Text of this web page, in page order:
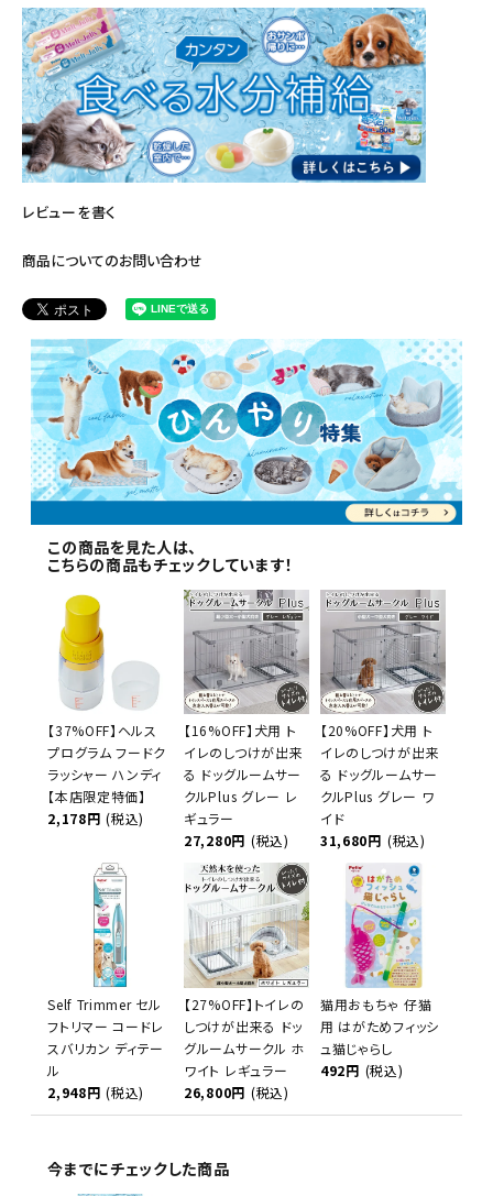
レビューを書く
商品についてのお問い合わせ
この商品を見た人は、
こちらの商品もチェックしています！
【37%OFF】ヘルス
プログラム フードク
ラッシャー ハンディ
【本店限定特価】
2,178円 (税込)
【16%OFF】犬用 ト
イレのしつけが出来
る ドッグルームサー
クルPlus グレー レ
ギュラー
27,280円 (税込)
【20%OFF】犬用 ト
イレのしつけが出来
る ドッグルームサー
クルPlus グレー ワ
イド
31,680円 (税込)
Self Trimmer セル
フトリマー コードレ
スバリカン ディテー
ル
2,948円 (税込)
【27%OFF】トイレの
しつけが出来る ドッ
グルームサークル ホ
ワイト レギュラー
26,800円 (税込)
猫用おもちゃ 仔猫
用 はがためフィッシ
ュ猫じゃらし
492円 (税込)
今までにチェックした商品